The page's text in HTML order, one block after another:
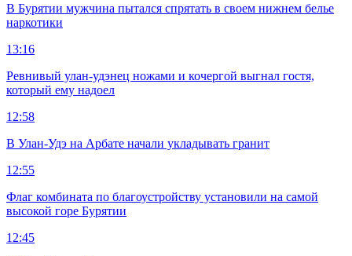
В Бурятии мужчина пытался спрятать в своем нижнем белье
наркотики
13:16
Ревнивый улан-удэнец ножами и кочергой выгнал гостя,
который ему надоел
12:58
В Улан-Удэ на Арбате начали укладывать гранит
12:55
Флаг комбината по благоустройству установили на самой
высокой горе Бурятии
12:45